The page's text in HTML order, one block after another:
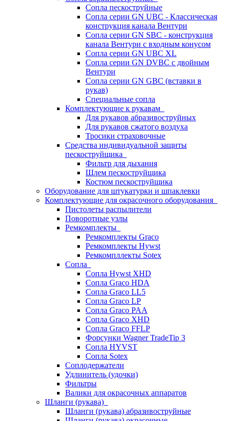
Сопла пескоструйные
Сопла серии GN UBC - Классическая
конструкция канала Вентури
Сопла серии GN SBC - конструкция
канала Вентури c входным конусом
Сопла серии GN UBC XL
Сопла серии GN DVBC с двойным
Вентури
Сопла серии GN GBC (вставки в
рукав)
Специальные сопла
Комплектующие к рукавам
Для рукавов абразивоструйных
Для рукавов сжатого воздуха
Тросики страховочные
Средства индивидуальной защиты
пескоструйщика
Фильтр для дыхания
Шлем пескоструйщика
Костюм пескоструйщика
Оборудование для штукатурки и шпаклевки
Комплектующие для окрасочного оборудования
Пистолеты распылители
Поворотные узлы
Ремкомплекты
Ремкомплекты Graco
Ремкомплекты Hywst
Ремкомпллекты Sotex
Сопла
Сопла Hywst XHD
Сопла Graco HDA
Сопла Graco LL5
Сопла Graco LP
Сопла Graco PAA
Сопла Graco XHD
Сопла Graco FFLP
Форсунки Wagner TradeTip 3
Сопла HYVST
Сопла Sotex
Соплодержатели
Удлинитель (удочки)
Фильтры
Валики для окрасочных аппаратов
Шланги (рукава)
Шланги (рукава) абразивоструйные